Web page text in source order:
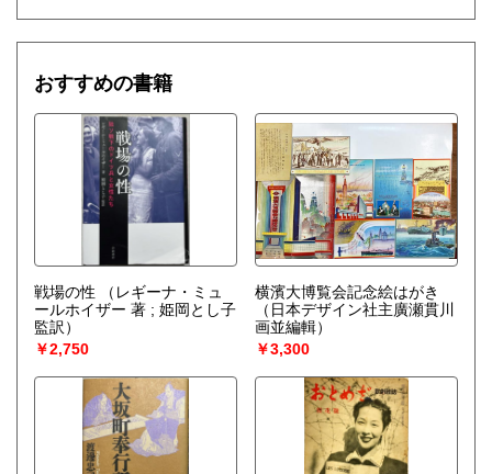
おすすめの書籍
戦場の性
（レギーナ・ミュ
ールホイザー 著 ; 姫岡とし子
監訳）
￥2,750
横濱大博覧会記念絵はがき
（日本デザイン社主廣瀬貫川
画並編輯）
￥3,300